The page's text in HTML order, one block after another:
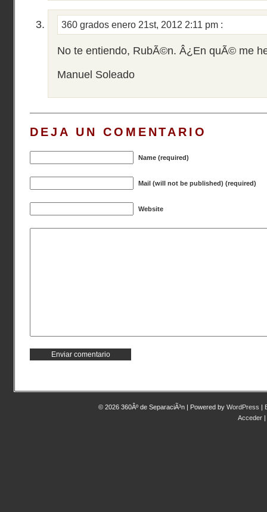
360 grados enero 21st, 2012 2:11 pm :
No te entiendo, RubÃ©n. Â¿En quÃ© me
Manuel Soleado
DEJA UN COMENTARIO
Name (required)
Mail (will not be published) (required)
Website
© 2026 360Âº de SeparaciÃ³n | Powered by WordPress |
Acceder